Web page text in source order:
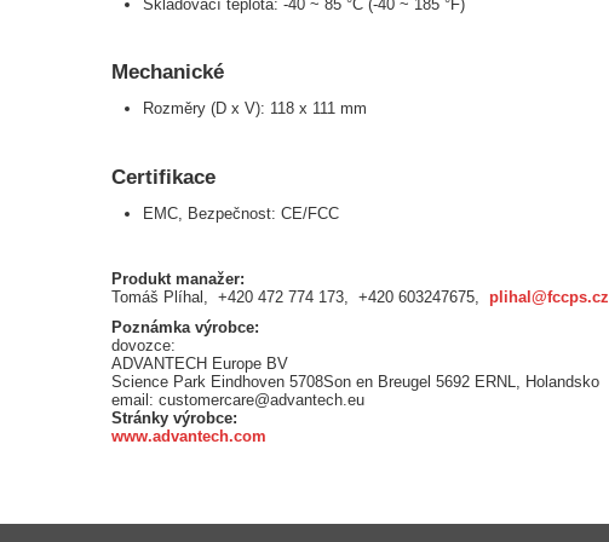
Skladovací teplota: -40 ~ 85 °C (-40 ~ 185 °F)
Mechanické
Rozměry (D x V): 118 x 111 mm
Certifikace
EMC, Bezpečnost: CE/FCC
Produkt manažer:
Tomáš Plíhal, +420 472 774 173, +420 603247675, plihal@fccps.cz
Poznámka výrobce:
dovozce:
ADVANTECH Europe BV
Science Park Eindhoven 5708Son en Breugel 5692 ERNL, Holandsko
email: customercare@advantech.eu
Stránky výrobce:
www.advantech.com